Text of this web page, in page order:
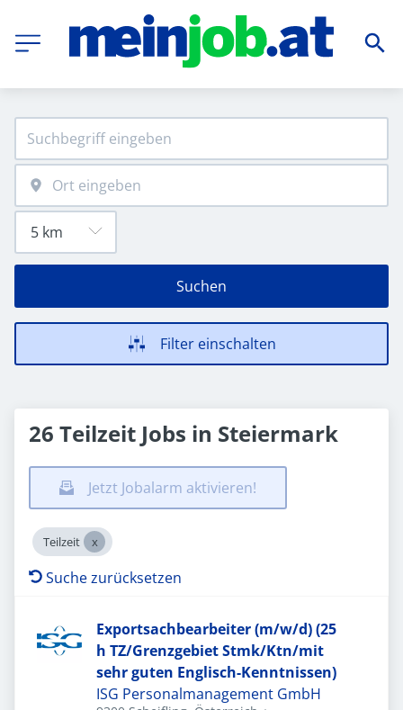
Suchen
Filter einschalten
26 Teilzeit Jobs in Steiermark
Jetzt Jobalarm aktivieren!
Teilzeit
Suche zurücksetzen
Exportsachbearbeiter (m/w/d) (25
h TZ/Grenzgebiet Stmk/Ktn/mit
sehr guten Englisch-Kenntnissen)
ISG Personalmanagement GmbH